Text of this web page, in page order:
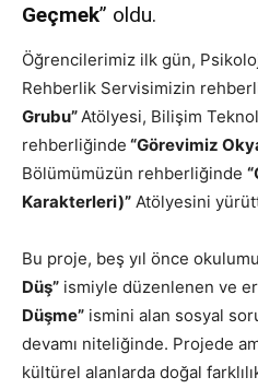
Geçmek” oldu.
Öğrencilerimiz ilk gün,
Rehberlik Servisimizin
Grubu”Atölyesi, Bilişim
rehberliğinde “Görevimiz
Bölümümüzün rehberliğinde
Karakterleri)” Atölyesini
Bu proje, beş yıl önce
Düş” ismiyle düzenlenen ve
Düşme” ismini alan sosyal
devamı niteliğinde. Projede
kültürel alanlarda doğal